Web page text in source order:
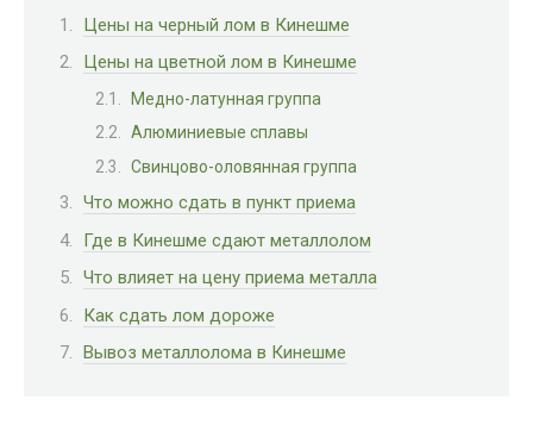
Цены на черный лом в Кинешме
Цены на цветной лом в Кинешме
Медно-латунная группа
Алюминиевые сплавы
Свинцово-оловянная группа
Что можно сдать в пункт приема
Где в Кинешме сдают металлолом
Что влияет на цену приема металла
Как сдать лом дороже
Вывоз металлолома в Кинешме